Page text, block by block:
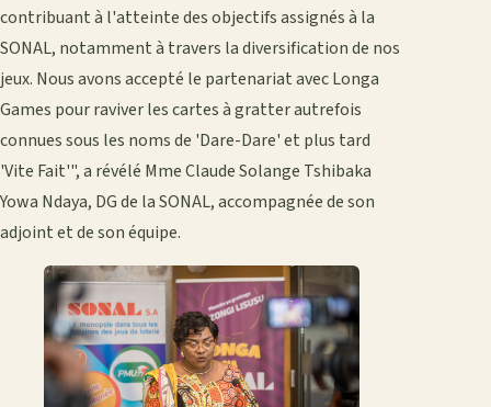
contribuant à l'atteinte des objectifs assignés à la
SONAL, notamment à travers la diversification de nos
jeux. Nous avons accepté le partenariat avec Longa
Games pour raviver les cartes à gratter autrefois
connues sous les noms de 'Dare-Dare' et plus tard
'Vite Fait'", a révélé Mme Claude Solange Tshibaka
Yowa Ndaya, DG de la SONAL, accompagnée de son
adjoint et de son équipe.